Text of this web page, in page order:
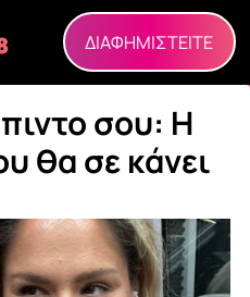
ΔΙΑΦΗΜΙΣΤΕΙΤΕ
σου: Η
θα σε κάνει